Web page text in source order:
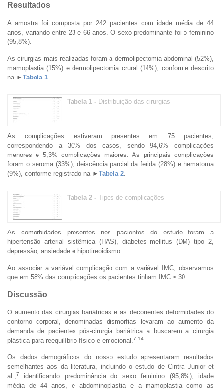
Resultados
A amostra foi composta por 242 pacientes com idade média de 44
anos, variando entre 23 e 66 anos. O sexo predominante foi o feminino
(95,8%).
As cirurgias mais realizadas foram a dermolipectomia abdominal (52%),
mamoplastia (15%) e dermolipectomia crural (14%), conforme descrito
na ► Tabela 1
Tabela 1 - Distribuição das cirurgias
As complicações estiveram presentes em 75 pacientes,
correspondendo a 30% dos casos, sendo 94,6% complicações
menores e 5,3% complicações maiores. As principais complicações
foram o seroma (33%), deiscência parcial da ferida (28%) e hematoma
(9%), conforme registrado na ► Tabela 2
Tabela 2 - Tipos de complicações
As comorbidades presentes nos pacientes do estudo foram a
hipertensão arterial sistêmica (HAS), diabetes mellitus (DM) tipo 2,
depressão, ansiedade e hipotireoidismo.
Ao associar a variável complicação com a variável IMC, observamos
que em 58% das complicações os pacientes tinham IMC ≥ 30.
Discussão
O aumento das cirurgias bariátricas e as decorrentes deformidades do
contorno corporal, denominadas dismorfias levaram ao aumento da
demanda de pacientes pós-cirurgia bariátrica a buscarem a cirurgia
plástica para reequilíbrio físico e emocional.
7,14
Os dados demográficos do nosso estudo apresentaram resultados
semelhantes aos da literatura, incluindo o estudo de Cintra Junior et
al.,
7
identificando predominância do sexo feminino (95,8%), idade
média de 44 anos, e abdominoplastia e a mamoplastia como as